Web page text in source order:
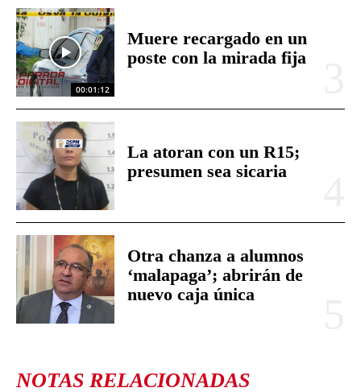
00:01:12
Muere recargado en un
poste con la mirada fija
La atoran con un R15;
presumen sea sicaria
Otra chanza a alumnos
‘malapaga’; abrirán de
nuevo caja única
NOTAS RELACIONADAS